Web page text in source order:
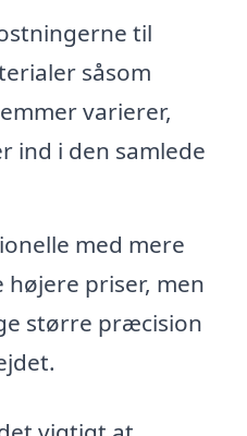
til
såsom
varierer,
ind i den samlede
med mere
priser, men
større præcision